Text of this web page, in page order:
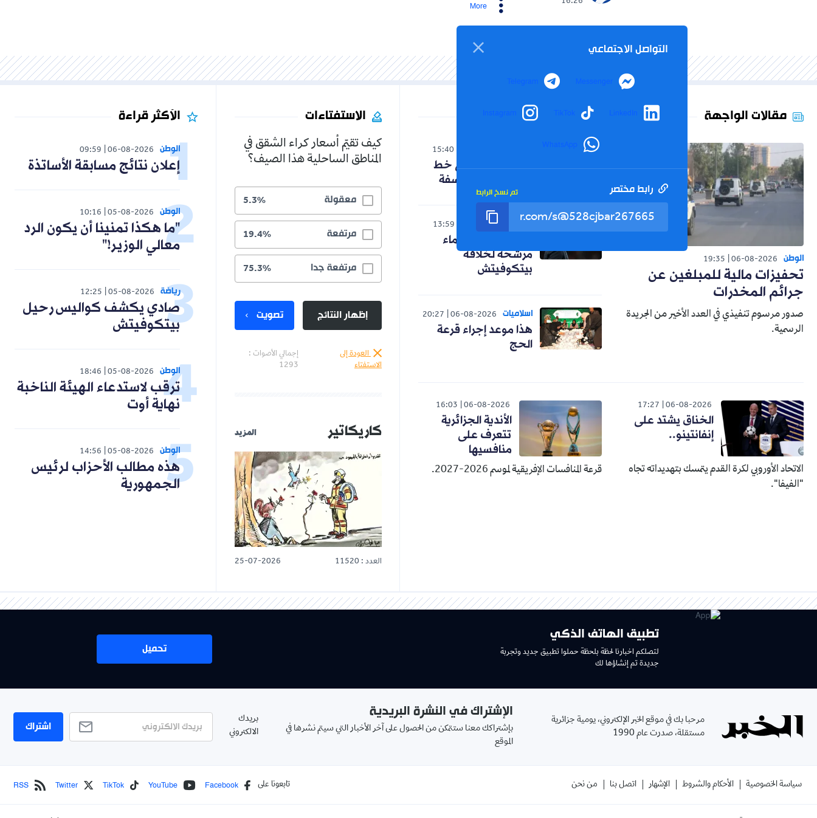
16:26
More
التواصل الاجتماعي
Messenger
Telegram
LinkedIn
TikTok
Instagram
WhatsApp
رابط مختصر تم نسخ الرابط
مقالات الواجهة
الوطن 06-08-2026
19:35
تحفيزات مالية للمبلغين عن
جرائم المخدرات
صدور مرسوم تنفيذي في العدد الأخير من الجريدة
الرسمية.
15:40
حنون تدخل على خط
الجدل حول الفلسفة
رياضة 06-08-2026
13:59
رسميا.. ثلاثة أسماء
مرشحة لخلافة
بيتكوفيتش
اسلاميات 06-08-2026
20:27
هذا موعد إجراء قرعة
الحج
06-08-2026
17:27
الخناق يشتد على
إنفانتينو..
الاتحاد الأوروبي لكرة القدم يتمسك بتهديداته تجاه
"الفيفا".
06-08-2026
16:03
الأندية الجزائرية
تتعرف على
منافسيها
قرعة المنافسات الإفريقية لموسم 2026-2027.
الاستفتاءات
كيف تقيّم أسعار كراء الشقق في
المناطق الساحلية هذا الصيف؟
معقولة 5.3%
مرتفعة 19.4%
مرتفعة جدا 75.3%
إظهار النتائج تصويت
العودة إلى
الاستفتاء
إجمالي الأصوات :
1293
كاريكاتير المزيد
العدد : 11520 25-07-2026
الأكثر قراءة
الوطن 06-08-2026
09:59
إعلان نتائج مسابقة الأساتذة
الوطن 05-08-2026
10:16
"ما هكذا تمنينا أن يكون الرد
معالي الوزير!"
رياضة 05-08-2026
12:25
صادي يكشف كواليس رحيل
بيتكوفيتش
الوطن 05-08-2026
18:46
ترقب لاستدعاء الهيئة الناخبة
نهاية أوت
الوطن 05-08-2026
14:56
هذه مطالب الأحزاب لرئيس
الجمهورية
تطبيق الهاتف الذكي
لتصلكم اخبارنا لحظة بلحظة حملوا تطبيق جديد وتجربة
جديدة تم إنشاؤها لك
تحميل
مرحبا بك في موقع الخبر الإلكتروني، يومية جزائرية
مستقلة، صدرت عام 1990
الإشتراك في النشرة البريدية
بإشتراكك معنا ستتمكن من الحصول على آخر الأخبار التي سيتم نشرها في
الموقع
بريدك
الالكتروني
اشتراك
سياسة الخصوصية الأحكام والشروط الإشهار اتصل بنا من نحن تابعونا على Facebook
YouTube
TikTok
Twitter
RSS